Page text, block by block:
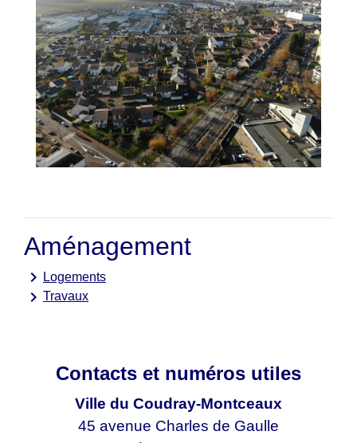
Aménagement
keyboard_arrow_right Logements
keyboard_arrow_right Travaux
Contacts et numéros utiles
Ville du Coudray-Montceaux
45 avenue Charles de Gaulle